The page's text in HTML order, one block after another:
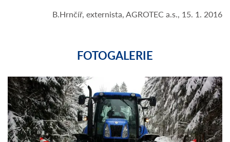
B.Hrnčíř, externista, AGROTEC a.s., 15. 1. 2016
FOTOGALERIE